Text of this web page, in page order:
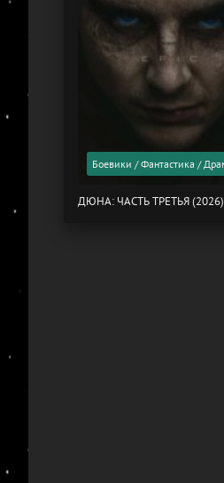
ДЮНА: ЧАСТЬ ТРЕТЬЯ (2026)